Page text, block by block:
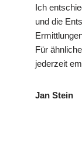
Ich
und die
Für
jederzeit
Jan Stein